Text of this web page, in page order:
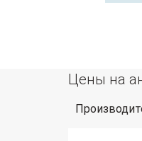
Цены на